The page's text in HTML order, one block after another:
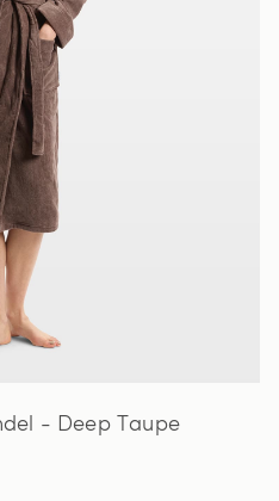
- Deep Taupe